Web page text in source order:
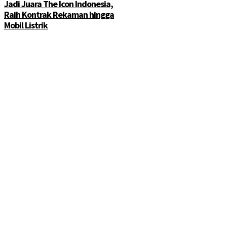
Jadi Juara The Icon Indonesia,
Raih Kontrak Rekaman hingga
Mobil Listrik